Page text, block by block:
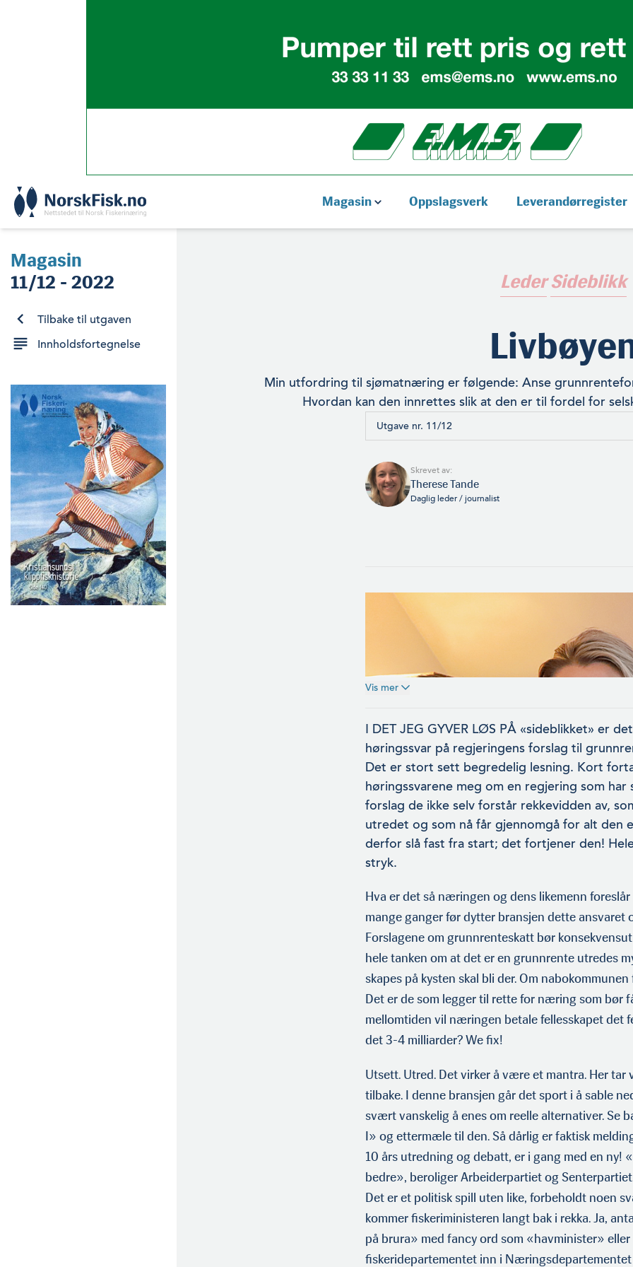
Magasin Oppslagsverk Leverandørregister
Magasin
11/12 - 2022
Tilbake til utgaven
Innholdsfortegnelse
Leder Sideblikk
Min utfordring til sjømatnæring er følgende: Anse
Hvordan kan den innrettes slik at den er til fordel for
Utgave nr. 11/12
Skrevet av:
Therese Tande
Daglig leder / journalist
Daglig leder i Norsk Fiskerinæring
Vis mer
I DET JEG GYVER LØS PÅ «sideblikket» er
høringssvar på regjeringens forslag til
Det er stort sett begredelig lesning. Kort
høringssvarene meg om en regjering som
forslag de ikke selv forstår rekkevidden av,
utredet og som nå får gjennomgå for alt den
derfor slå fast fra start; det fortjener den!
stryk.
Hva er det så næringen og dens likemenn
mange ganger før dytter bransjen dette ansvaret
Forslagene om grunnrenteskatt bør
hele tanken om at det er en grunnrente utredes
skapes på kysten skal bli der. Om
Det er de som legger til rette for næring som bør
mellomtiden vil næringen betale fellesskapet det
det 3-4 milliarder? We fix!
Utsett. Utred. Det virker å være et mantra. Her tar
tilbake. I denne bransjen går det sport i å sable
svært vanskelig å enes om reelle alternativer. Se
I» og ettermæle til den. Så dårlig er faktisk
10 års utredning og debatt, er i gang med en ny!
bedre», beroliger Arbeiderpartiet og
Det er et politisk spill uten like, forbeholdt noen
kommer fiskeriministeren langt bak i rekka. Ja,
på brura» med fancy ord som «havminister»
fiskeridepartementet inn i